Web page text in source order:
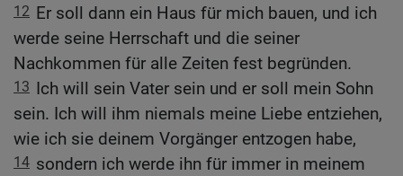
12 Er soll dann ein Haus für mich bauen, und ich
werde seine Herrschaft und die seiner
Nachkommen für alle Zeiten fest begründen.
13 Ich will sein Vater sein und er soll mein Sohn
sein. Ich will ihm niemals meine Liebe entziehen,
wie ich sie deinem Vorgänger entzogen habe,
14 sondern ich werde ihn für immer in meinem